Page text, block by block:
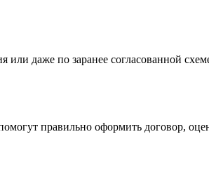
даже по заранее согласованной
правильно оформить договор,